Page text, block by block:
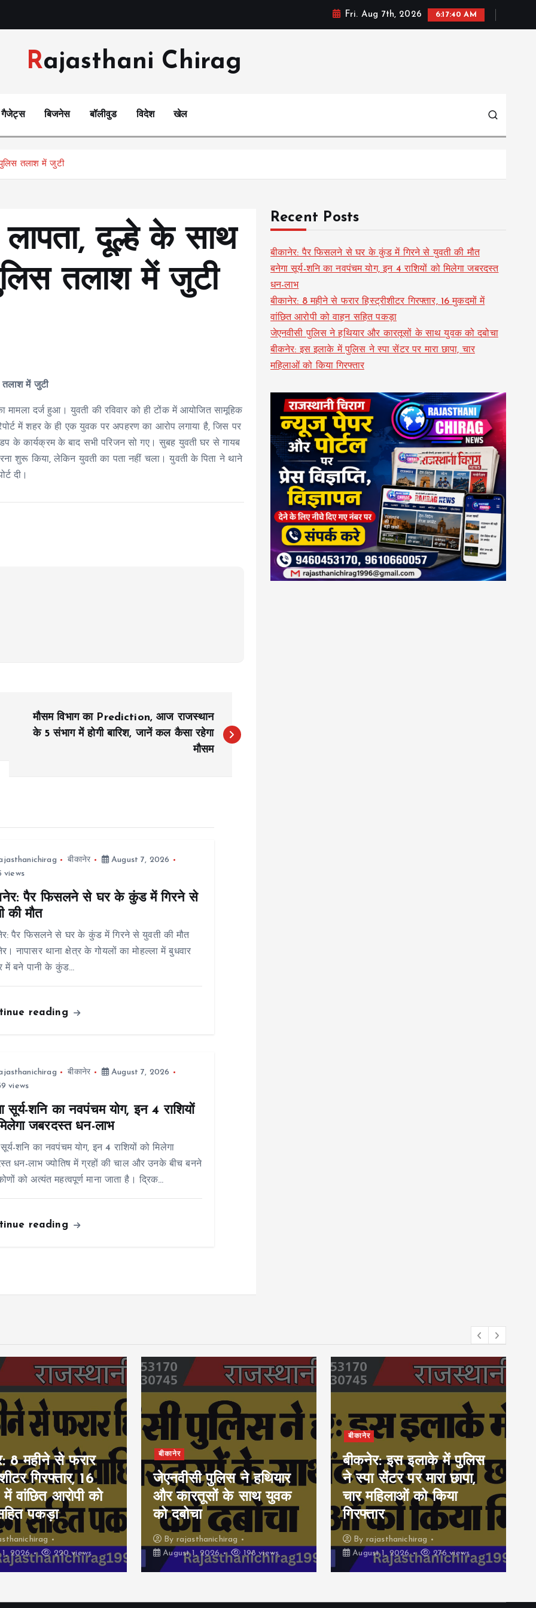
Fri. Aug 7th, 2026 6:17:41 AM
Rajasthani Chirag
गैजेट्स बिजनेस बॉलीवुड विदेश खेल
पुलिस तलाश में जुटी
दूल्हे के साथ
तलाश में जुटी
तलाश में जुटी
दर्ज हुआ। युवती की रविवार को ही टोंक में आयोजित सामूहिक
में शहर के ही एक युवक पर अपहरण का आरोप लगाया है, जिस पर
के कार्यक्रम के बाद सभी परिजन सो गए। सुबह युवती घर से गायब
शुरू किया, लेकिन युवती का पता नहीं चला। युवती के पिता ने थाने
दी।
मौसम विभाग का Prediction, आज राजस्थान
के 5 संभाग में होगी बारिश, जानें कल कैसा रहेगा
मौसम
बीकानेर
August 7, 2026
views
पैर फिसलने से घर के कुंड में गिरने से
की मौत
पैर फिसलने से घर के कुंड में गिरने से युवती की मौत
नापासर थाना क्षेत्र के गोयलों का मोहल्ला में बुधवार
में बने पानी के कुंड…
reading
बीकानेर
August 7, 2026
views
सूर्य-शनि का नवपंचम योग, इन 4 राशियों
जबरदस्त धन-लाभ
शनि का नवपंचम योग, इन 4 राशियों को मिलेगा
धन-लाभ ज्योतिष में ग्रहों की चाल और उनके बीच बनने
को अत्यंत महत्वपूर्ण माना जाता है। द्रिक…
reading
Recent Posts
बीकानेर: पैर फिसलने से घर के कुंड में गिरने से युवती की मौत
बनेगा सूर्य-शनि का नवपंचम योग, इन 4 राशियों को मिलेगा जबरदस्त
धन-लाभ
बीकानेर: 8 महीने से फरार हिस्ट्रीशीटर गिरफ्तार, 16 मुकदमों में
वांछित आरोपी को वाहन सहित पकड़ा
जेएनवीसी पुलिस ने हथियार और कारतूसों के साथ युवक को दबोचा
बीकनेर: इस इलाके में पुलिस ने स्पा सेंटर पर मारा छापा, चार
महिलाओं को किया गिरफ्तार
8 महीने से फरार
गिरफ्तार, 16
वांछित आरोपी को
पकड़ा
2026
220 views
बीकानेर
जेएनवीसी पुलिस ने हथियार
और कारतूसों के साथ युवक
को दबोचा
By rajasthanichirag
August 1, 2026
198 views
बीकानेर
बीकनेर: इस इलाके में पुलिस
ने स्पा सेंटर पर मारा छापा,
चार महिलाओं को किया
गिरफ्तार
By rajasthanichirag
August 1, 2026
276 views